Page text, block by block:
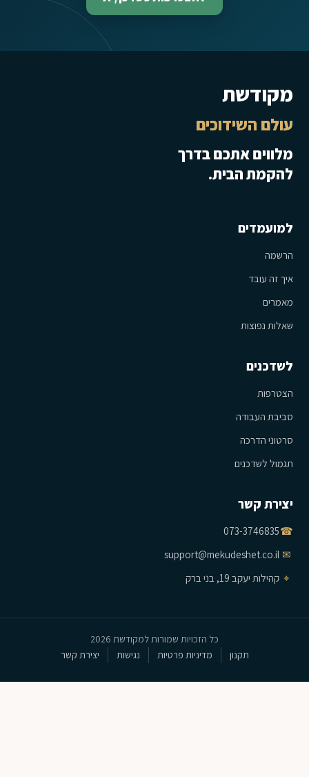
מקודשת
עולם השידוכים
מלווים אתכם בדרך
להקמת הבית.
למועמדים
הרשמה
איך זה עובד
מאמרים
שאלות נפוצות
לשדכנים
הצטרפות
סביבת העבודה
סרטוני הדרכה
תגמול לשדכנים
יצירת קשר
☎
073-3746835
✉
support@mekudeshet.co.il
⌖ קהילות יעקב 19, בני ברק
כל הזכויות שמורות למקודשת 2026
תקנון
מדיניות פרטיות נגישות יצירת קשר